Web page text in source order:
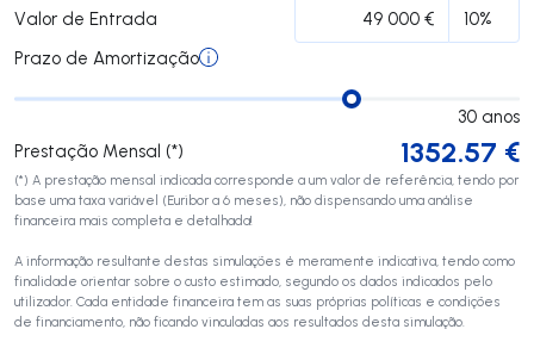
Valor de Entrada
Prazo de Amortização
30 anos
Prestação Mensal (*)
1352.57 €
(*) A prestação mensal indicada corresponde a um valor de referência, tendo por
base uma taxa variável (Euribor a 6 meses), não dispensando uma análise
financeira mais completa e detalhada!
A informação resultante destas simulações é meramente indicativa, tendo como
finalidade orientar sobre o custo estimado, segundo os dados indicados pelo
utilizador. Cada entidade financeira tem as suas próprias políticas e condições
de financiamento, não ficando vinculadas aos resultados desta simulação.